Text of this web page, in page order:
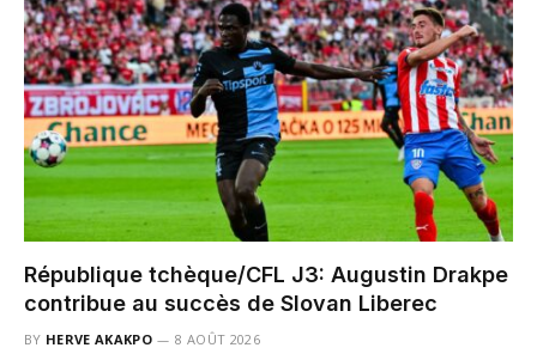
République tchèque/CFL J3: Augustin Drakpe
contribue au succès de Slovan Liberec
BY HERVE AKAKPO 8 AOÛT 2026